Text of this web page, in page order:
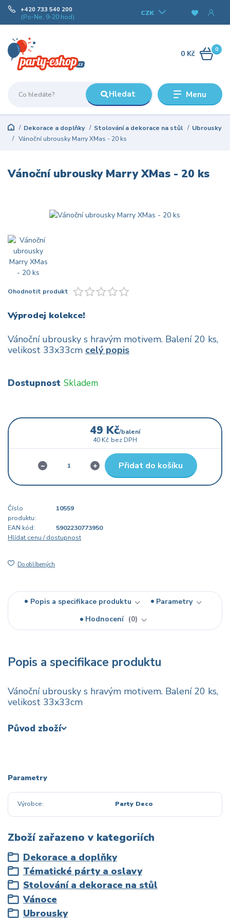
Menu
CZK
Hledat
+420 733 540 200
(Po-Ne, 9-20 hod)
0
0 Kč
Dekorace a doplňky Stolování a dekorace na stůl
Ubrousky
Vánoční ubrousky Marry XMas - 20 ks
Vánoční ubrousky Marry XMas - 20 ks
Ohodnotit produkt
Výprodej kolekce!
Vánoční ubrousky s hravým motivem. Balení 20 ks,
velikost 33x33cm celý popis
Dostupnost Skladem
49 Kč/balení
40 Kč bez DPH
Přidat do košíku
Číslo
produktu:
10559
EAN kód:
5902230773950
Hlídat cenu / dostupnost
Do oblíbených
Popis a specifikace produktu
Parametry
Hodnocení
0
Popis a specifikace produktu
Vánoční ubrousky s hravým motivem. Balení 20 ks,
velikost 33x33cm
Původ zboží
Parametry
Výrobce Party Deco
Zboží zařazeno v kategoriích
Dekorace a doplňky
Tématické párty a oslavy
Stolování a dekorace na stůl
Vánoce
Ubrousky